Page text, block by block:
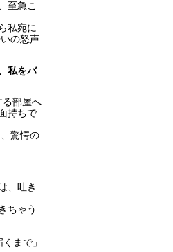
至急こ
私宛に
の怒声
私をバ
部屋へ
持ちで
驚愕の
、吐き
ちゃう
まで」